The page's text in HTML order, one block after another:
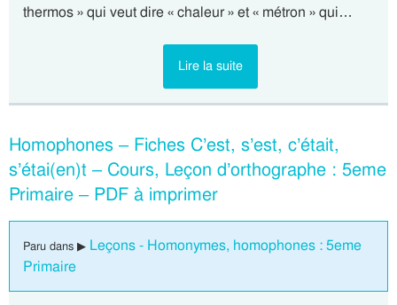
thermos » qui veut dire « chaleur » et « métron » qui…
Lire la suite
Homophones – Fiches C’est, s’est, c’était,
s’étai(en)t – Cours, Leçon d’orthographe : 5eme
Primaire – PDF à imprimer
Paru dans ▶ Leçons - Homonymes, homophones : 5eme
Primaire